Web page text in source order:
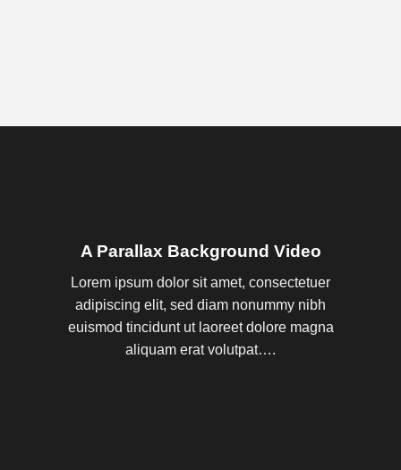
A Parallax Background Video
Lorem ipsum dolor sit amet, consectetuer
adipiscing elit, sed diam nonummy nibh
euismod tincidunt ut laoreet dolore magna
aliquam erat volutpat….